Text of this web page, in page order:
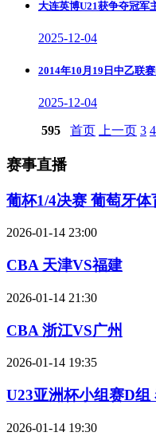
大连英博U21获争夺冠军
2025-12-04
2014年10月19日中乙联
2025-12-04
595 首页 上一页 3 4
赛事直播
葡杯1/4决赛 葡萄牙
2026-01-14 23:00
CBA 天津VS福建
2026-01-14 21:30
CBA 浙江VS广州
2026-01-14 19:35
U23亚洲杯小组赛D组
2026-01-14 19:30